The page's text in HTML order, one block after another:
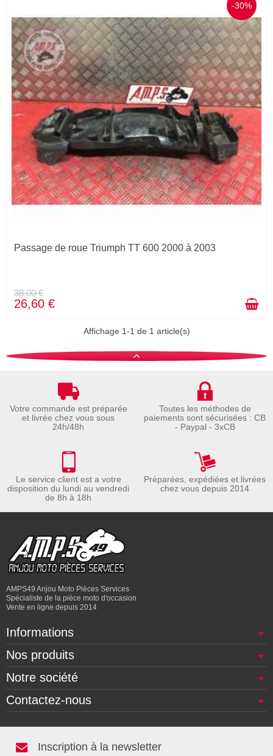
-30%
Passage de roue Triumph TT 600 2000 à 2003
38,00 €
26,60 €
Affichage 1-1 de 1 article(s)
Votre commande est préparée
et livrée chez vous sous
24h/48h
Toutes les méthodes de
paiements sont sécurisées : CB
- Paypal - 3xCB
Le service client est a votre
disposition du lundi au vendredi
de 8h à 18h
Préparées, expédiées et livrées
chez vous depuis 2014
AMPS49 Anjou Moto Pièces Services
Spécialiste de la pièce moto d'occasion
Vente en ligne depuis 2014
Informations
Nos produits
Notre société
Contactez-nous
Inscription à la newsletter